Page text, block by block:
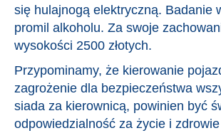
się hulajnogą elektryczną. Badanie
promil alkoholu. Za swoje
wysokości 2500 złotych.
Przypominamy, że kierowanie
zagrożenie dla bezpieczeństwa
siada za kierownicą, powinien być
odpowiedzialność za życie i